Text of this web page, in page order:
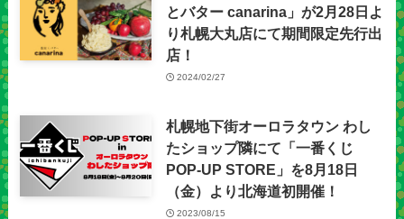
とバター canarina」が2月28日よ
り札幌大丸店にて期間限定先行出
店！
2024/02/27
札幌地下街オーロラタウン わし
たショップ隣にて「一番くじ
POP-UP STORE」を8月18日
（金）より北海道初開催！
2023/08/15